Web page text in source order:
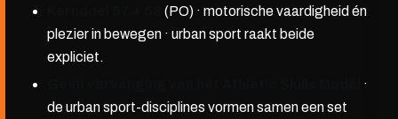
(PO) · motorische vaardigheid én
plezier in bewegen · urban sport raakt beide
expliciet.
·
de urban sport-disciplines vormen samen een set